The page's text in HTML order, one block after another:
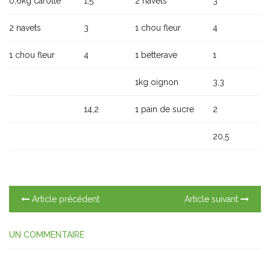
2 navets 3 1 chou fleur 4
1 chou fleur 4 1 betterave 1
1kg oignon 3,3
14,2 1 pain de sucre 2
20,5
Article précédent Article suivant
UN COMMENTAIRE